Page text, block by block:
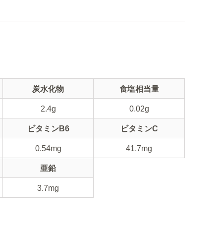
炭水化物
2.4g
食塩相当量
0.02g
ビタミンB6
0.54mg
ビタミンC
41.7mg
亜鉛
3.7mg